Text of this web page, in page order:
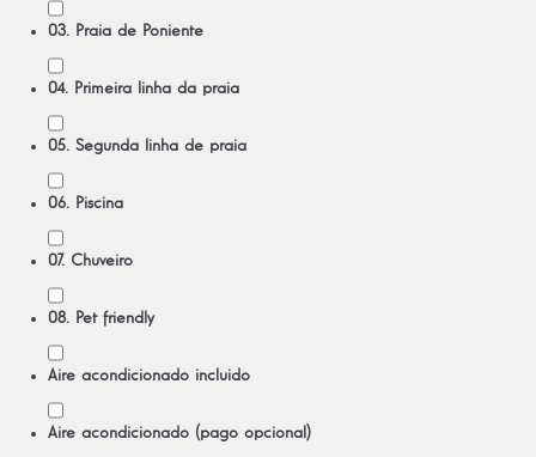
03. Praia de Poniente
04. Primeira linha da praia
05. Segunda linha de praia
06. Piscina
07. Chuveiro
08. Pet friendly
Aire acondicionado incluido
Aire acondicionado (pago opcional)